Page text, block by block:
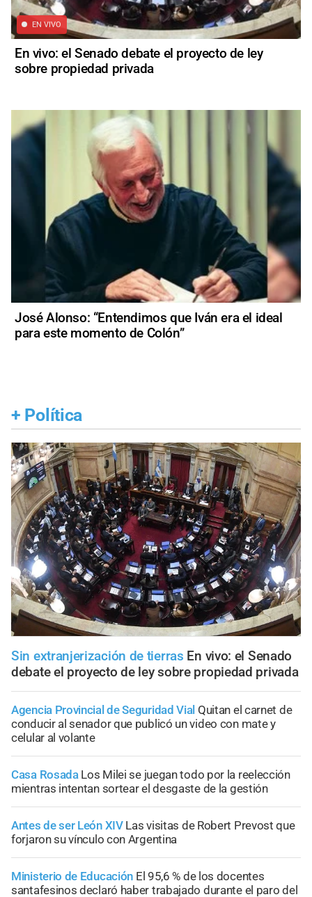
EN VIVO
En vivo: el Senado debate el proyecto de ley
sobre propiedad privada
José Alonso: “Entendimos que Iván era el ideal
para este momento de Colón”
+ Política
Sin extranjerización de tierras En vivo: el Senado
debate el proyecto de ley sobre propiedad privada
Agencia Provincial de Seguridad Vial Quitan el carnet de
conducir al senador que publicó un video con mate y
celular al volante
Casa Rosada Los Milei se juegan todo por la reelección
mientras intentan sortear el desgaste de la gestión
Antes de ser León XIV Las visitas de Robert Prevost que
forjaron su vínculo con Argentina
Ministerio de Educación El 95,6 % de los docentes
santafesinos declaró haber trabajado durante el paro del